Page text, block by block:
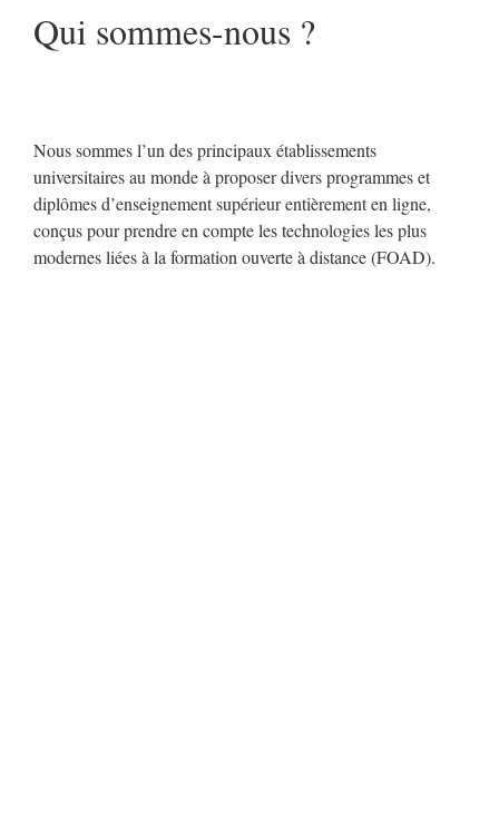
Qui sommes-nous ?
Nous sommes l’un des principaux établissements
universitaires au monde à proposer divers programmes et
diplômes d’enseignement supérieur entièrement en ligne,
conçus pour prendre en compte les technologies les plus
modernes liées à la formation ouverte à distance (FOAD).